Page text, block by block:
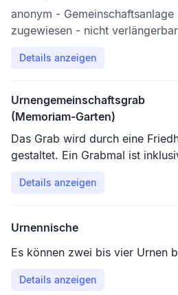
anonym -
zugewiesen - nicht verlängerbar
Details anzeigen
Urnengemeinschaftsgrab
(Memoriam-Garten)
Das Grab wird durch eine
gestaltet. Ein Grabmal ist
Details anzeigen
Urnennische
Es können zwei bis vier Urnen
Details anzeigen